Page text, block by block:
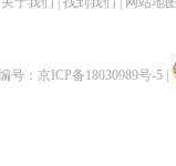
号： 京ICP备18030989号-5